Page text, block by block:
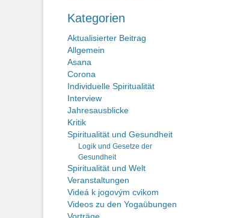
Kategorien
Aktualisierter Beitrag
Allgemein
Asana
Corona
Individuelle Spiritualität
Interview
Jahresausblicke
Kritik
Spiritualität und Gesundheit
Logik und Gesetze der
Gesundheit
Spiritualität und Welt
Veranstaltungen
Videá k jogovým cvikom
Videos zu den Yogaübungen